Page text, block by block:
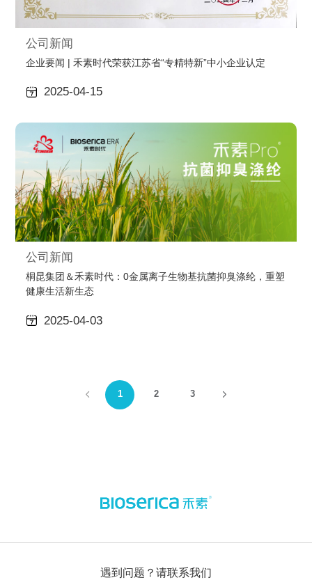
公司新闻
企业要闻 | 禾素时代荣获江苏省“专精特新”中小企业认定
2025-04-15
公司新闻
桐昆集团＆禾素时代：0金属离子生物基抗菌抑臭涤纶，重塑
健康生活新生态
2025-04-03
1 2 3
遇到问题？请联系我们